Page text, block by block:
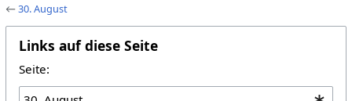
←30. August
Links auf diese Seite
Seite: